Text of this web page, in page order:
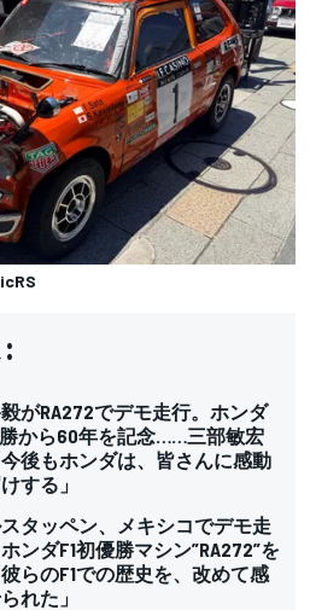
がRA272でデモ走行。ホンダ
勝から60年を記念……三部敏宏
後もホンダは、皆さんに感動
する」
タッペン、メキシコでデモ走
ンダF1初優勝マシン”RA272”を
らのF1での歴史を、改めて感
れた」